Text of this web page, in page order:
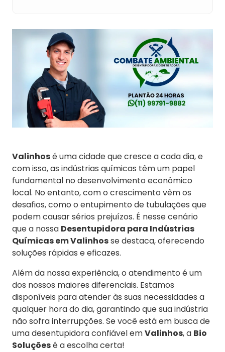
Valinhosé uma cidade que cresce a cada dia, e
com isso, as indústrias químicas têm um papel
fundamental no desenvolvimento econômico
local. No entanto, com o crescimento vêm os
desafios, como o entupimento de tubulações que
podem causar sérios prejuízos. É nesse cenário
que a nossa Desentupidora para Indústrias
Químicas em Valinhosse destaca, oferecendo
soluções rápidas e eficazes.
Além da nossa experiência, o atendimento é um
dos nossos maiores diferenciais. Estamos
disponíveis para atender às suas necessidades a
qualquer hora do dia, garantindo que sua indústria
não sofra interrupções. Se você está em busca de
uma desentupidora confiável emValinhos, a Bio
Soluçõesé a escolha certa!